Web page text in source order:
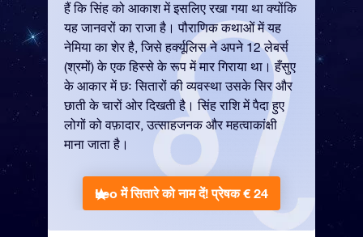
हैं कि सिंह को आकाश में इसलिए रखा गया था क्योंकि
यह जानवरों का राजा है। पौराणिक कथाओं में यह
नेमिया का शेर है, जिसे हर्क्यूलिस ने अपने 12 लेबर्स
(श्रमों) के एक हिस्से के रूप में मार गिराया था। हँसुए
के आकार में छः सितारों की व्यवस्था उसके सिर और
छाती के चारों ओर दिखती है। सिंह राशि में पैदा हुए
लोगों को वफ़ादार, उत्साहजनक और महत्वाकांक्षी
माना जाता है।
Leo में सितारे को नाम दें!प्रेषक € 24